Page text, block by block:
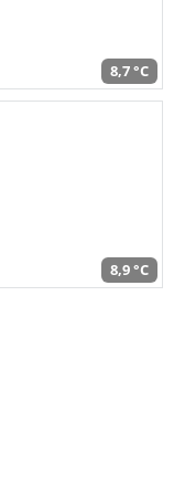
8,7 °C
8,9 °C